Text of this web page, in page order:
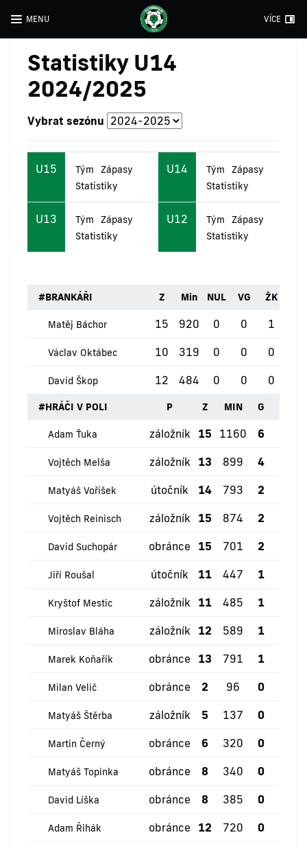
MENU VÍCE
Statistiky U14
2024/2025
Vybrat sezónu
U15 Tým
Zápasy
Statistiky
U14 Tým
Zápasy
Statistiky
U13 Tým
Zápasy
Statistiky
U12 Tým
Zápasy
Statistiky
#BRANKÁŘI Z Min NUL VG ŽK
Matěj Báchor 15 920 0 0 1
Václav Oktábec 10 319 0 0 0
David Škop 12 484 0 0 0
#HRÁČI V POLI P Z MIN G
Adam Ťuka záložník 15 1160 6
Vojtěch Melša záložník 13 899 4
Matyáš Voříšek útočník 14 793 2
Vojtěch Reinisch záložník 15 874 2
David Suchopár obránce 15 701 2
Jiří Roušal útočník 11 447 1
Kryštof Mestic záložník 11 485 1
Miroslav Bláha záložník 12 589 1
Marek Koňařík obránce 13 791 1
Milan Velič obránce 2 96 0
Matyáš Štěrba záložník 5 137 0
Martin Černý obránce 6 320 0
Matyáš Topinka obránce 8 340 0
David Líška obránce 8 385 0
Adam Řihák obránce 12 720 0